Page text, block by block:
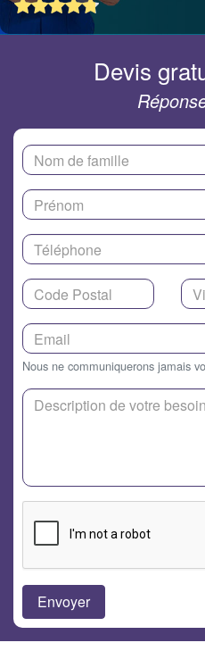
Devis
Nous ne communiquerons jamais